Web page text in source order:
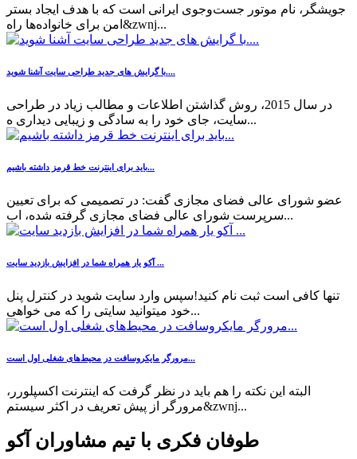
جویشگر، نام موتور جست‌وجوی ایرانی است که با هدف ایجاد بستر
امن برای خانواده‌ها راه&zwnj...
با گرایش های جدید طراحی سایت آشنا شوید....
در سال 2015، روش گذاشتن اطلاعات و مطالب زیاد در طراحی
سایت، جای خود را به سادگی و زیبایی دیداری ه...
باید برای اینترنت خط قرمز داشته باشیم...
عضو شورای عالی فضای مجازی گفت: در تصمیمی که برای تعیین
سرپرست شورای عالی فضای مجازی گرفته شده، اب...
آکو یار همراه شما در افزایش بازدید سایت ...
تنها کافی است ثبت نام کنید!سپس وارد سایت شوید در کنترل پنل
خود میتوانید سایتی را که می خواهی...
مرورگر مایکروسافت در محیط‌های شغلی اول است...
البته این نکته را هم باید در نظر گرفت که اینترنت اکسپلورر،
مرورگر از پیش تعریف در اکثر سیستم&zwnj...
طوفان فکری با تیم مشاوران آکو